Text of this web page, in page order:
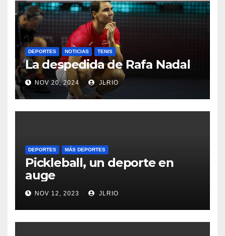
DEPORTES NOTICIAS TENIS
La despedida de Rafa Nadal
NOV 20, 2024 JLRIO
DEPORTES MÁS DEPORTES
Pickleball, un deporte en
auge
NOV 12, 2023 JLRIO